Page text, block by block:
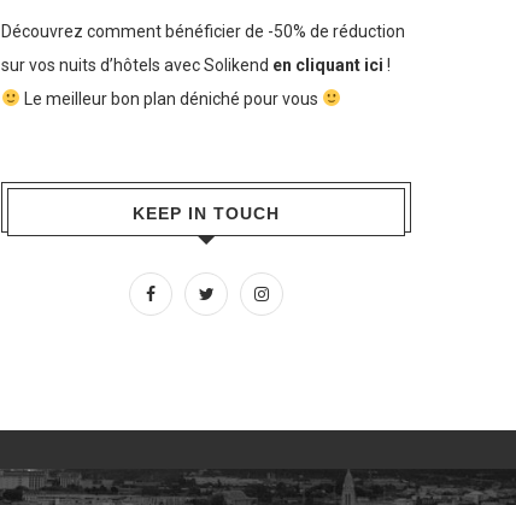
Découvrez comment bénéficier de -50% de réduction
sur vos nuits d’hôtels avec Solikend en cliquant ici !
Le meilleur bon plan déniché pour vous
KEEP IN TOUCH